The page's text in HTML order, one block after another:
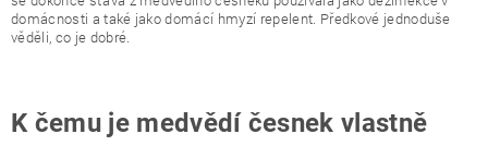
domácnosti a také jako domácí hmyzí repelent. Předkové jednoduše
věděli, co je dobré.
K čemu je medvědí česnek vlastně